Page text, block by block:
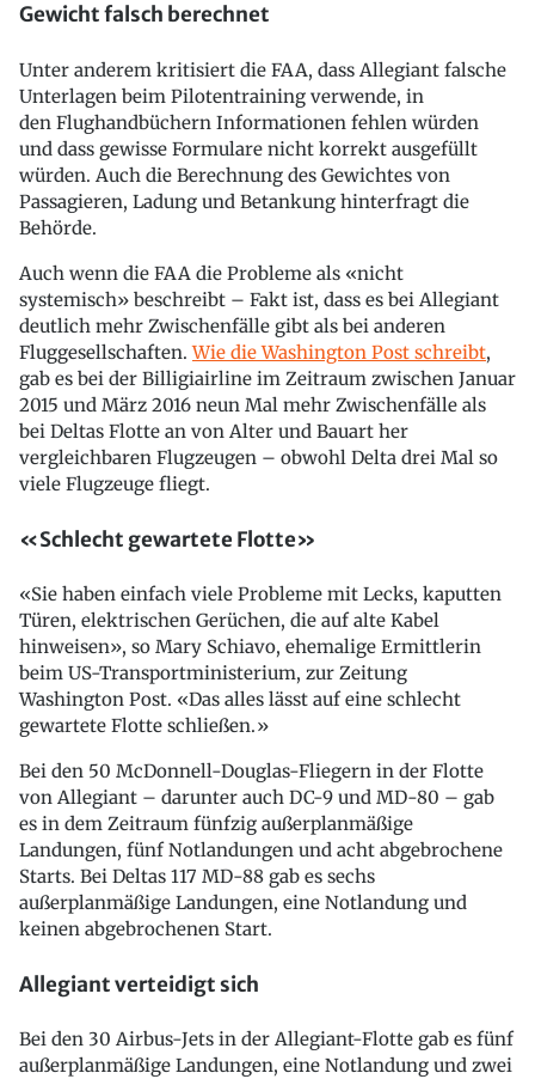
Gewicht falsch berechnet
Unter anderem kritisiert die FAA, dass Allegiant falsche
Unterlagen beim Pilotentraining verwende, in
den Flughandbüchern Informationen fehlen würden
und dass gewisse Formulare nicht korrekt ausgefüllt
würden. Auch die Berechnung des Gewichtes von
Passagieren, Ladung und Betankung hinterfragt die
Behörde.
Auch wenn die FAA die Probleme als «nicht
systemisch» beschreibt – Fakt ist, dass es bei Allegiant
deutlich mehr Zwischenfälle gibt als bei anderen
Fluggesellschaften.Wie die Washington Post schreibt,
gab es bei der Billigiairline im Zeitraum zwischen Januar
2015 und März 2016 neun Mal mehr Zwischenfälle als
bei Deltas Flotte an von Alter und Bauart her
vergleichbaren Flugzeugen – obwohl Delta drei Mal so
viele Flugzeuge fliegt.
«Schlecht gewartete Flotte»
«Sie haben einfach viele Probleme mit Lecks, kaputten
Türen, elektrischen Gerüchen, die auf alte Kabel
hinweisen», so Mary Schiavo, ehemalige Ermittlerin
beim US-Transportministerium, zur Zeitung
Washington Post. «Das alles lässt auf eine schlecht
gewartete Flotte schließen.»
Bei den 50 McDonnell-Douglas-Fliegern in der Flotte
von Allegiant – darunter auch DC-9 und MD-80 – gab
es in dem Zeitraum fünfzig außerplanmäßige
Landungen, fünf Notlandungen und acht abgebrochene
Starts. Bei Deltas 117 MD-88 gab es sechs
außerplanmäßige Landungen, eine Notlandung und
keinen abgebrochenen Start.
Allegiant verteidigt sich
Bei den 30 Airbus-Jets in der Allegiant-Flotte gab es fünf
außerplanmäßige Landungen, eine Notlandung und zwei